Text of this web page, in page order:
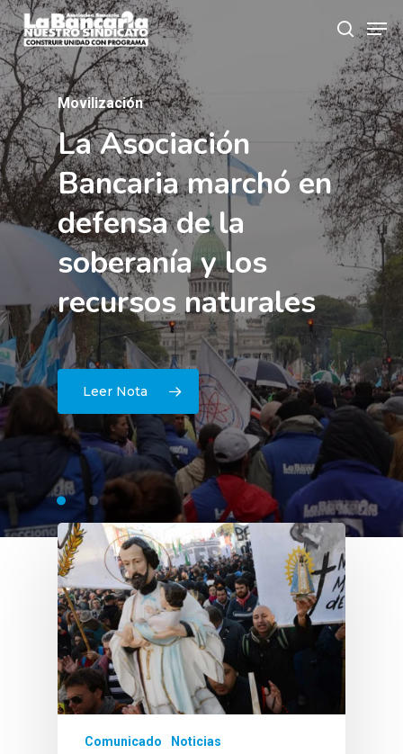
Skip
to
main
content
search
Movilización
LaAsociación
Bancariamarchó en
defensade la
soberaníaylos
recursosnaturales
Leer Nota
Comunicado
MARCHAMOSEN
DEFENSADE
NUESTRO
TERRITORIOYLOS
RECURSOS
NATURALES
Comunicado Noticias